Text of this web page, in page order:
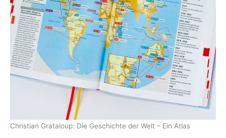
Christian Grataloup: Die Geschichte der Welt – Ein Atlas